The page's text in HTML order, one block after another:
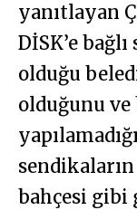
yanıtlayan
DİSK’e
olduğu
olduğunu ve
bahçesi